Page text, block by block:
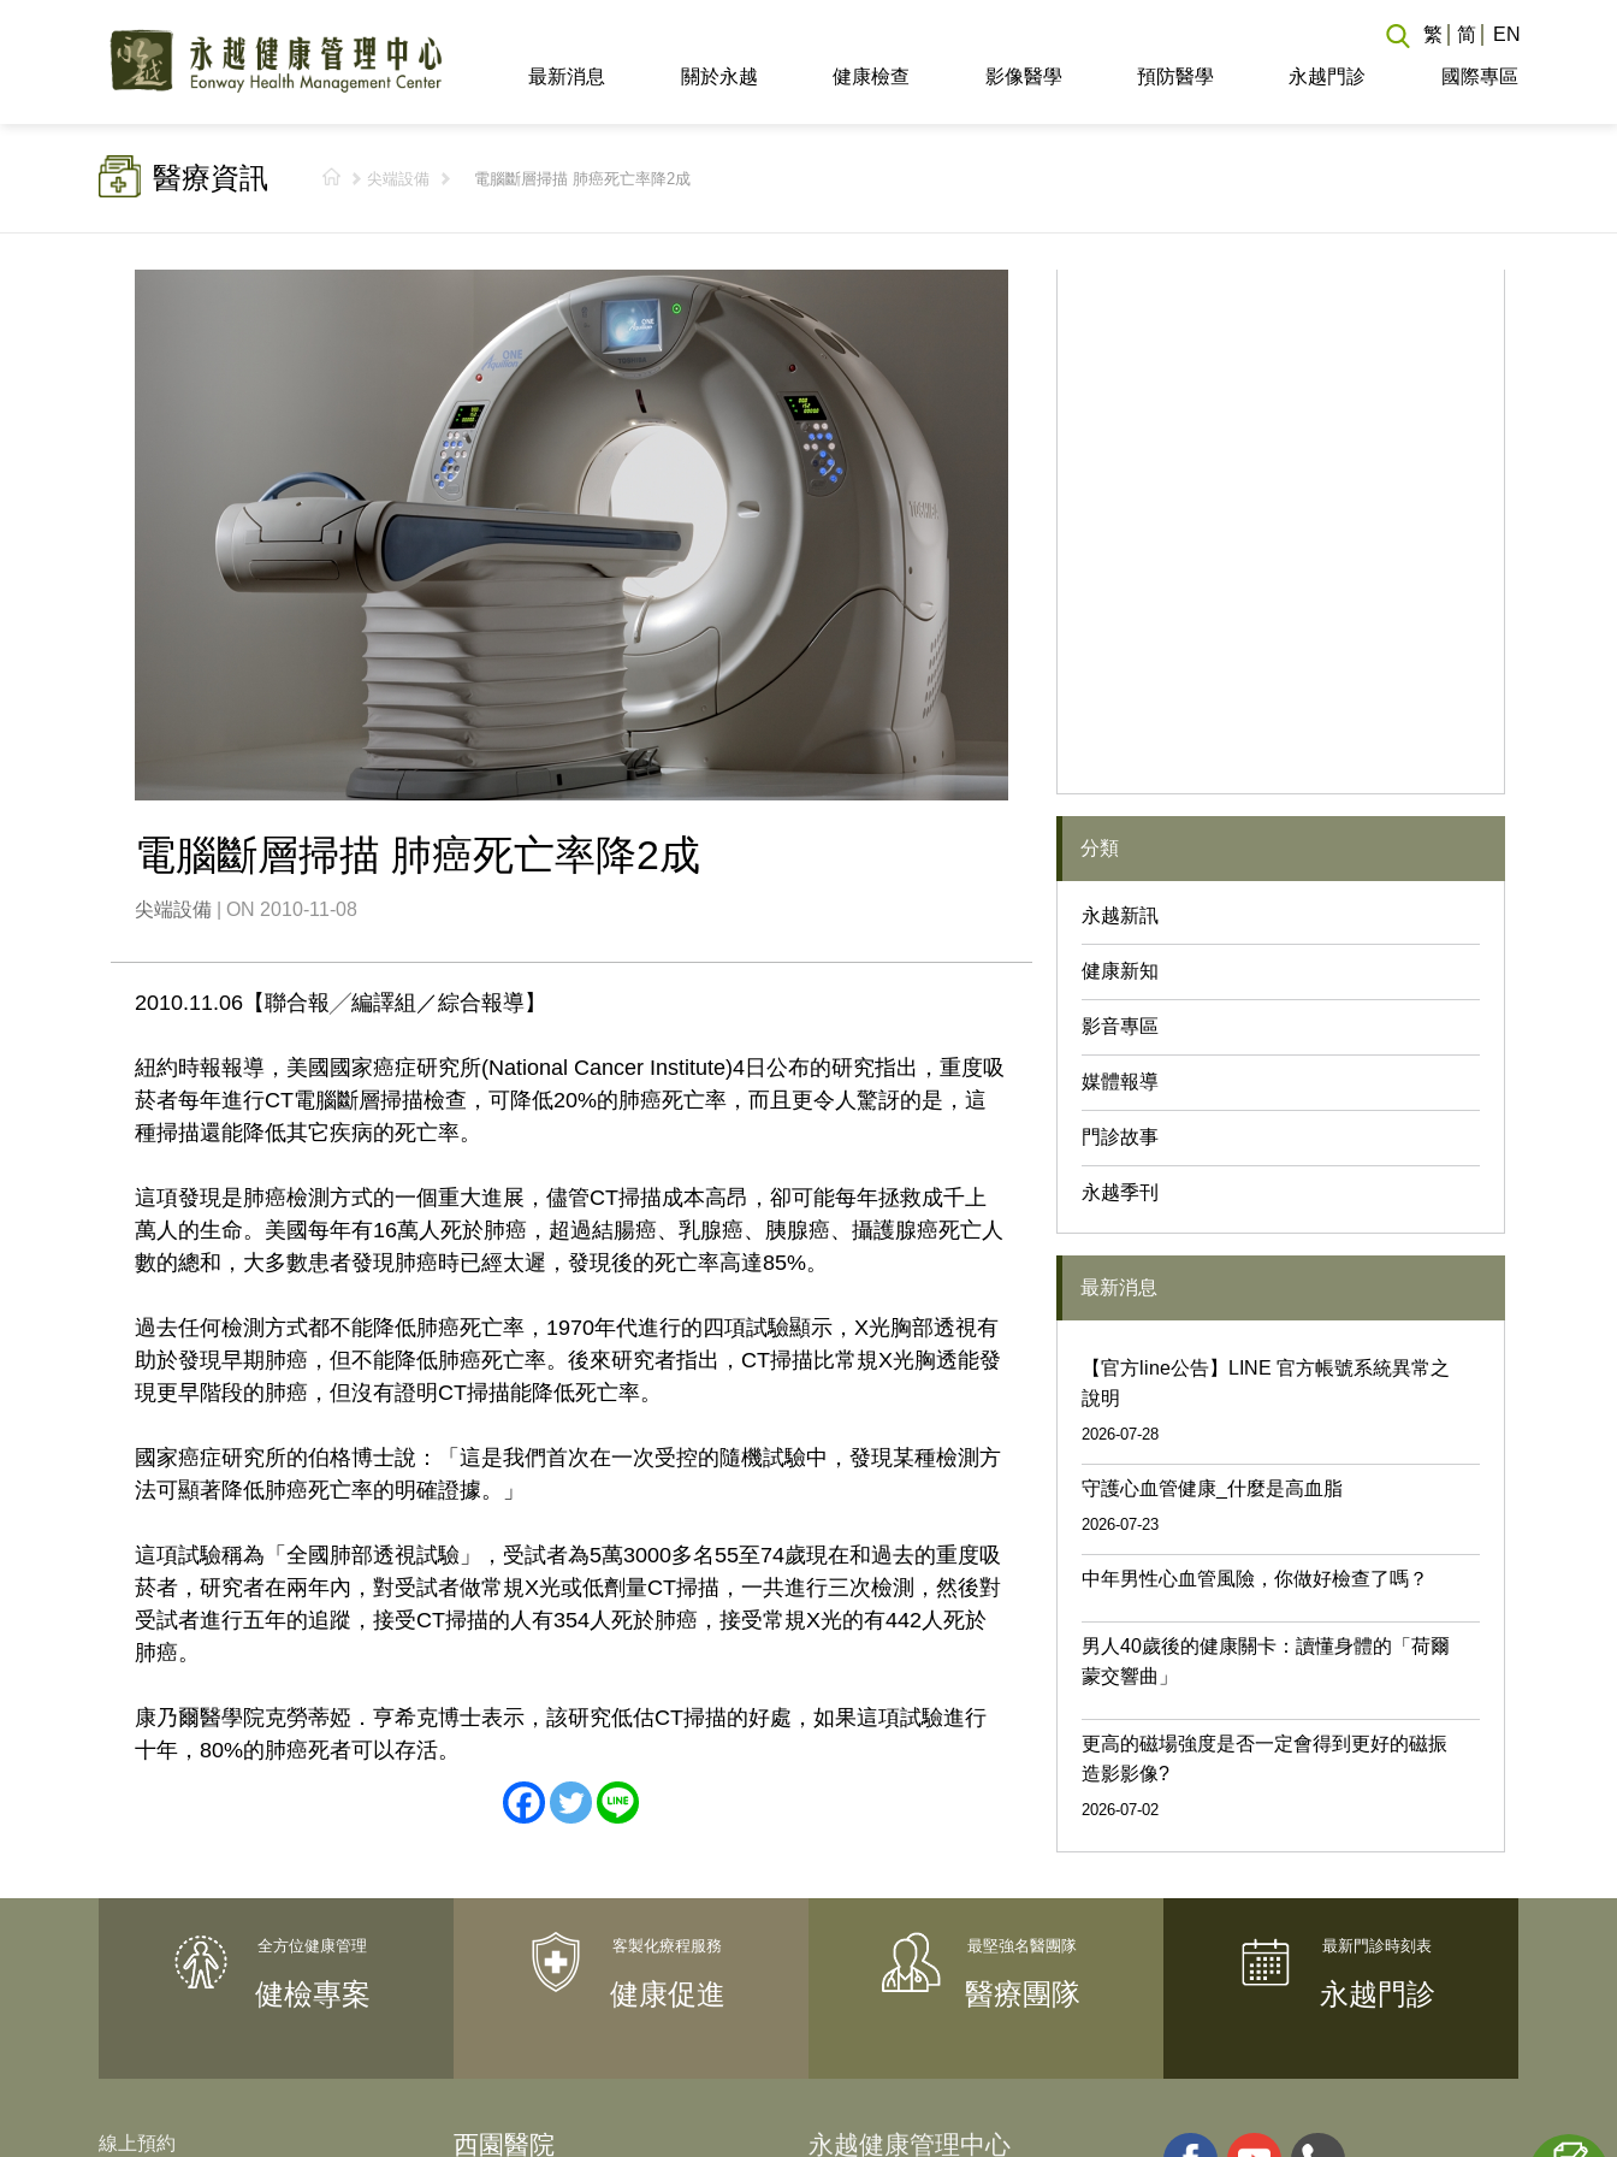
最新消息 關於永越 健康檢查 影像醫學 預防醫學 永越門診 國際專區
繁 简 EN
醫療資訊 尖端設備 電腦斷層掃描 肺癌死亡率降2成
電腦斷層掃描 肺癌死亡率降2成
尖端設備 | ON 2010-11-08
2010.11.06【聯合報╱編譯組／綜合報導】
紐約時報報導，美國國家癌症研究所(National Cancer Institute)4日公布的研究指出，重度吸
菸者每年進行CT電腦斷層掃描檢查，可降低20%的肺癌死亡率，而且更令人驚訝的是，這
種掃描還能降低其它疾病的死亡率。
這項發現是肺癌檢測方式的一個重大進展，儘管CT掃描成本高昂，卻可能每年拯救成千上
萬人的生命。美國每年有16萬人死於肺癌，超過結腸癌、乳腺癌、胰腺癌、攝護腺癌死亡人
數的總和，大多數患者發現肺癌時已經太遲，發現後的死亡率高達85%。
過去任何檢測方式都不能降低肺癌死亡率，1970年代進行的四項試驗顯示，X光胸部透視有
助於發現早期肺癌，但不能降低肺癌死亡率。後來研究者指出，CT掃描比常規X光胸透能發
現更早階段的肺癌，但沒有證明CT掃描能降低死亡率。
國家癌症研究所的伯格博士說：「這是我們首次在一次受控的隨機試驗中，發現某種檢測方
法可顯著降低肺癌死亡率的明確證據。」
這項試驗稱為「全國肺部透視試驗」，受試者為5萬3000多名55至74歲現在和過去的重度吸
菸者，研究者在兩年內，對受試者做常規X光或低劑量CT掃描，一共進行三次檢測，然後對
受試者進行五年的追蹤，接受CT掃描的人有354人死於肺癌，接受常規X光的有442人死於
肺癌。
康乃爾醫學院克勞蒂婭．亨希克博士表示，該研究低估CT掃描的好處，如果這項試驗進行
十年，80%的肺癌死者可以存活。
分類
永越新訊
健康新知
影音專區
媒體報導
門診故事
永越季刊
最新消息
【官方line公告】LINE 官方帳號系統異常之
說明
2026-07-28
守護心血管健康_什麼是高血脂
2026-07-23
中年男性心血管風險，你做好檢查了嗎？
男人40歲後的健康關卡：讀懂身體的「荷爾
蒙交響曲」
更高的磁場強度是否一定會得到更好的磁振
造影影像?
2026-07-02
健檢專案 健康促進 醫療團隊 永越門診
線上預約 西園醫院 永越健康管理中心